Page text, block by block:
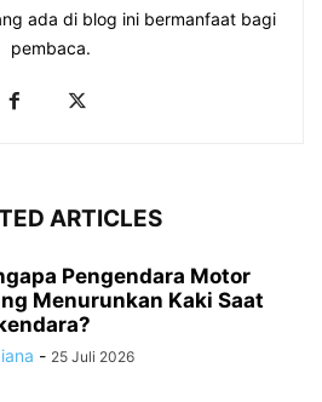
ada di blog ini bermanfaat bagi
pembaca.
ARTICLES
Pengendara Motor
Menurunkan Kaki Saat
- 25 Juli 2026